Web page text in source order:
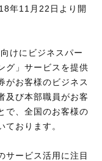
年11月22日より開
けにビジネスパー
グ」サービスを提供
がお客様のビジネス
及び本部職員がお客
で、全国のお客様の
ております。
サービス活用に注目